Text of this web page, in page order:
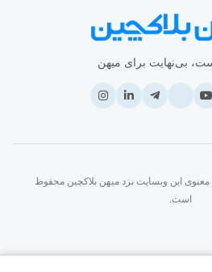
بی‌نهایت برای میهن
و معنوی این وبسایت نزد میهن بلاکچین محفوظ
است.